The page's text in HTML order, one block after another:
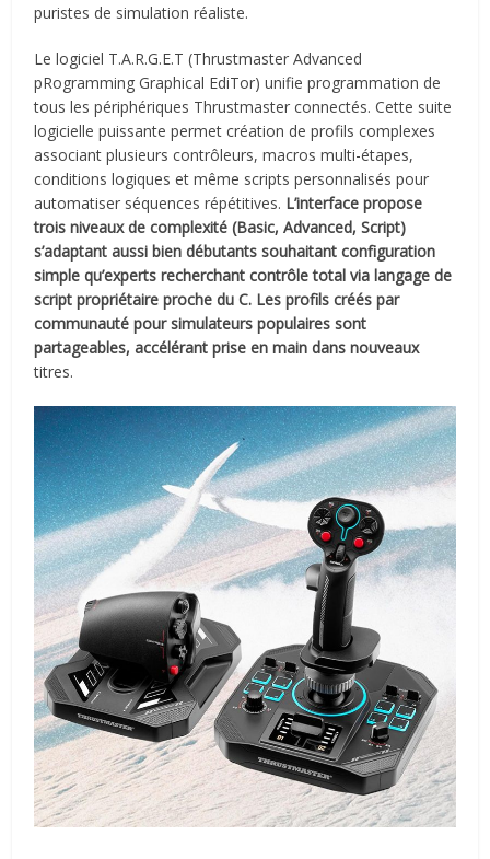
puristes de simulation réaliste.
Le logiciel T.A.R.G.E.T (Thrustmaster Advanced
pRogramming Graphical EdiTor) unifie programmation de
tous les périphériques Thrustmaster connectés. Cette suite
logicielle puissante permet création de profils complexes
associant plusieurs contrôleurs, macros multi-étapes,
conditions logiques et même scripts personnalisés pour
automatiser séquences répétitives. L’interface propose
trois niveaux de complexité (Basic, Advanced, Script)
s’adaptant aussi bien débutants souhaitant configuration
simple qu’experts recherchant contrôle total via langage de
script propriétaire proche du C. Les profils créés par
communauté pour simulateurs populaires sont
partageables, accélérant prise en main dans nouveaux
titres.